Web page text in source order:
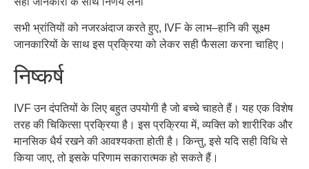
सभी भ्रांतियों को नजरअंदाज करते हुए, IVFके लाभ–हानि की सूक्ष्म
जानकारियों के साथ इस प्रक्रिया को लेकर सही फैसला करना चाहिए।
निष्कर्ष
IVFउन दंपतियों के लिए बहुत उपयोगी है जो बच्चे चाहते हैं। यह एक विशेष
तरह की चिकित्सा प्रक्रिया है। इस प्रक्रिया में,व्यक्ति को शारीरिक और
मानसिक धैर्य रखने की आवश्यकता होती है। किन्तु,इसे यदि सही विधि से
किया जाए,तो इसके परिणाम सकारात्मक हो सकते हैं।